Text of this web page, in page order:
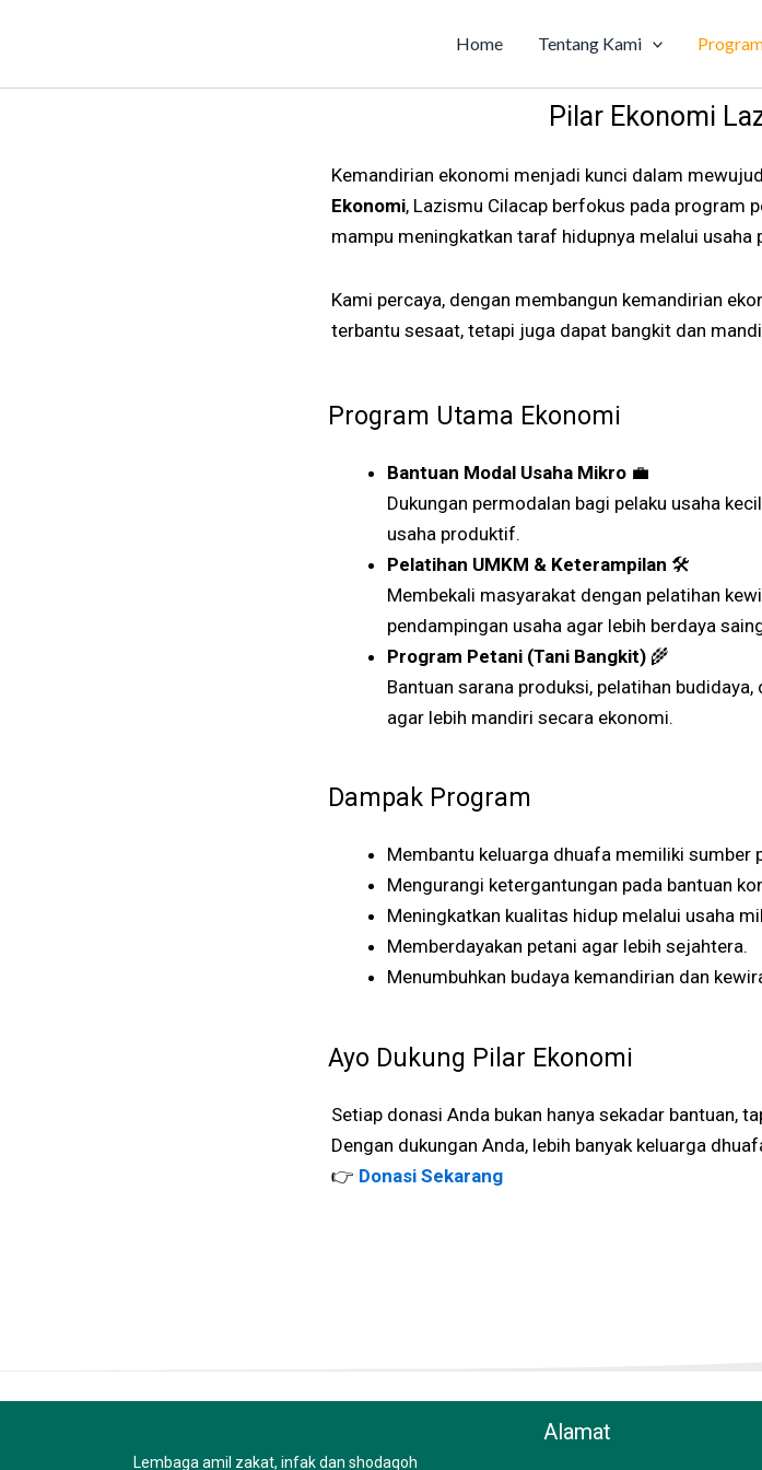
Home Tentang Kami
Pilar Ekonomi
Kemandirian ekonomi menjadi kunci dalam
Ekonomi, Lazismu Cilacap berfokus pada program
mampu meningkatkan taraf hidupnya melalui
Kami percaya, dengan membangun kemandirian
terbantu sesaat, tetapi juga dapat bangkit dan
Program Utama Ekonomi
Bantuan Modal Usaha Mikro💼
Dukungan permodalan bagi pelaku usaha
usaha produktif.
Pelatihan UMKM & Keterampilan 🛠️
Membekali masyarakat dengan pelatihan
pendampingan usaha agar lebih berdaya
Program Petani (Tani Bangkit)🌾
Bantuan sarana produksi, pelatihan
agar lebih mandiri secara ekonomi.
Dampak Program
Membantu keluarga dhuafa memiliki sumber
Mengurangi ketergantungan pada bantuan
Meningkatkan kualitas hidup melalui usaha
Memberdayakan petani agar lebih sejahtera.
Menumbuhkan budaya kemandirian dan
Ayo Dukung Pilar Ekonomi
Setiap donasi Anda bukan hanya sekadar bantuan,
Dengan dukungan Anda, lebih banyak keluarga
👉 Donasi Sekarang
Lembaga amil zakat, infak dan shodaqoh
Alamat